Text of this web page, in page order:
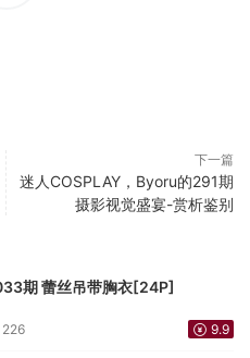
下一篇
迷人COSPLAY，Byoru的291期
摄影视觉盛宴-赏析鉴别
期 蕾丝吊带胸衣[24P]
226 9.9